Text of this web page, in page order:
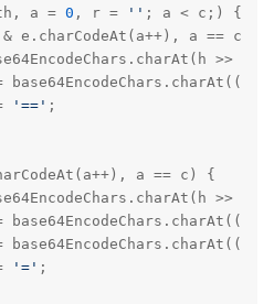
a = 0 , r = '' ; a < c;) {
& e.charCodeAt(a++), a == c) {
>>
base64EncodeChars.charAt((
'==' ;
a == c) {
>>
base64EncodeChars.charAt((
base64EncodeChars.charAt((
'=' ;